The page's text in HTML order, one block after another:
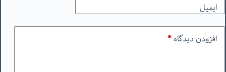
ایمیل
افزودن دیدگاه*